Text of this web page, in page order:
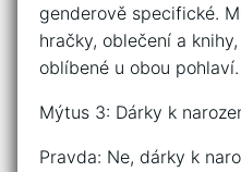
genderově specifické.
hračky, oblečení a
oblíbené u obou pohlaví.
Mýtus 3: Dárky k
Pravda: Ne, dárky k